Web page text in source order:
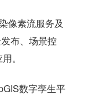
像素流服务及
布、场景控
。
数字孪生平